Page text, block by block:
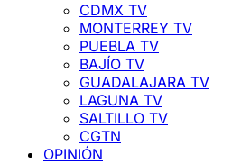
CDMX TV
MONTERREY TV
PUEBLA TV
BAJÍO TV
GUADALAJARA TV
LAGUNA TV
SALTILLO TV
CGTN
OPINIÓN